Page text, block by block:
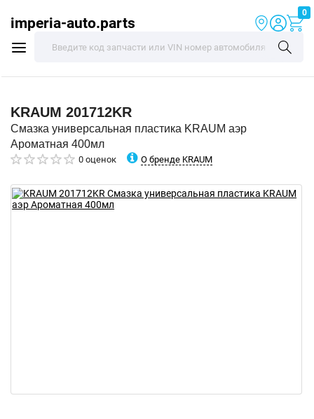
imperia-auto.parts
0
KRAUM 201712KR
Смазка универсальная пластика KRAUM аэр
Ароматная 400мл
0 оценок О бренде KRAUM